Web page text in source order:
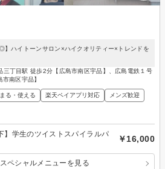
】ハイトーンサロン×ハイクオリティー×トレンドを
三丁目駅 徒歩2分【広島市南区宇品】、広島電鉄１号
南区宇品】
る・使える 楽天ペイアプリ対応 メンズ歓迎
】学生のツイストスパイラルパ
￥16,000
ペシャルメニューを見る